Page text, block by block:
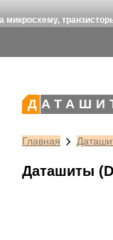
микросхему,
Главная
Даташиты